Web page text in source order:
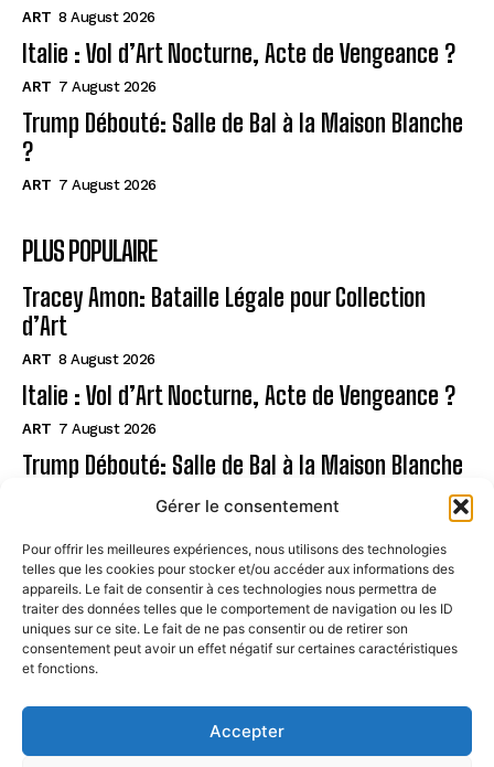
Gérer le consentement
Pour offrir les meilleures expériences, nous utilisons des technologies
telles que les cookies pour stocker et/ou accéder aux informations des
appareils. Le fait de consentir à ces technologies nous permettra de
traiter des données telles que le comportement de navigation ou les ID
uniques sur ce site. Le fait de ne pas consentir ou de retirer son
consentement peut avoir un effet négatif sur certaines caractéristiques
et fonctions.
Accepter
ART 8 August 2026
Italie : Vol d’Art Nocturne, Acte de Vengeance ?
ART 7 August 2026
Trump Débouté: Salle de Bal à la Maison Blanche
?
ART 7 August 2026
PLUS POPULAIRE
Tracey Amon: Bataille Légale pour Collection
d’Art
ART 8 August 2026
Italie : Vol d’Art Nocturne, Acte de Vengeance ?
ART 7 August 2026
Trump Débouté: Salle de Bal à la Maison Blanche
Page
CONTACT
MENTIONS LÉGALES